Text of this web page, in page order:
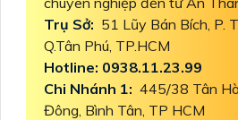
Trụ Sở: 51 Lũy Bán Bích, P.
Q.Tân Phú, TP.HCM
Hotline: 0938.11.23.99
Chi Nhánh 1: 445/38 Tân
Đông, Bình Tân, TP HCM